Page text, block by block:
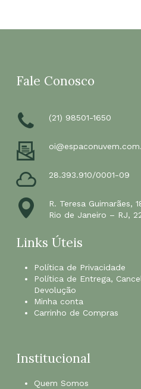
Fale Conosco
(21) 98501-1650
28.393.910/0001-09
R. Teresa Guimarães,
Rio de Janeiro – RJ,
Links Úteis
Política de Privacidade
Política de Entrega,
Devolução
Minha conta
Carrinho de Compras
Institucional
Quem Somos